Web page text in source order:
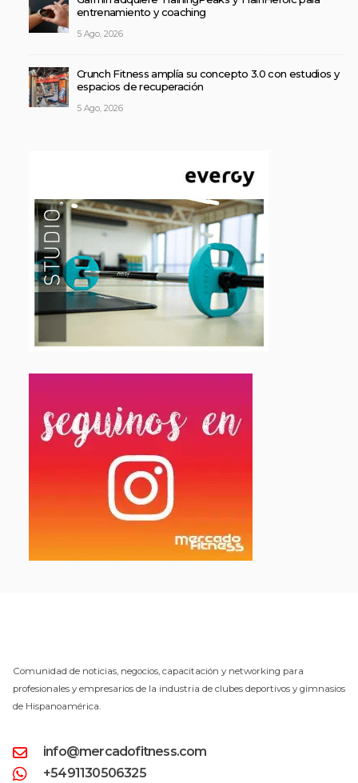
entrenamiento y coaching
5 Ago, 2026
Crunch Fitness amplía su concepto 3.0 con estudios y
espacios de recuperación
5 Ago, 2026
Comunidad de noticias, negocios, capacitación y networking para
profesionales y empresarios de la industria de clubes deportivos y gimnasios
de Hispanoamérica.
info@mercadofitness.com
+5491130506325